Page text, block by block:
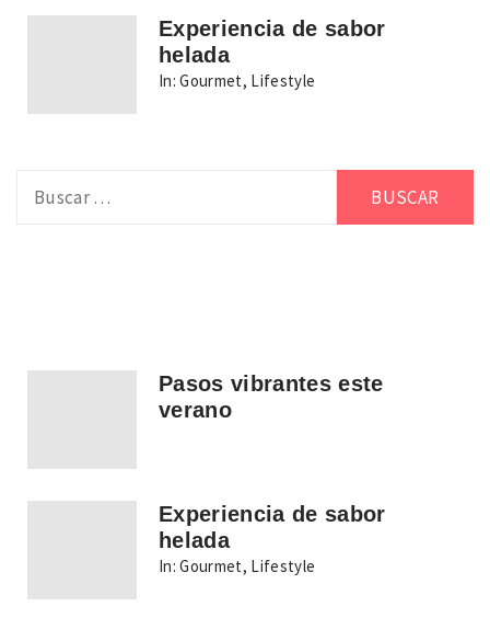
Experiencia de sabor
helada
In: Gourmet, Lifestyle
Pasos vibrantes este
verano
Experiencia de sabor
helada
In: Gourmet, Lifestyle